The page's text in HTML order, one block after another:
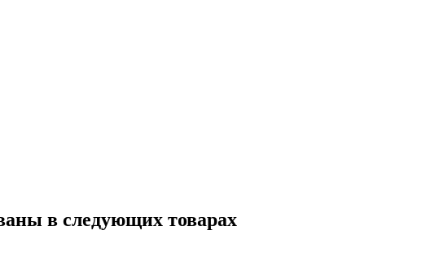
в следующих товарах